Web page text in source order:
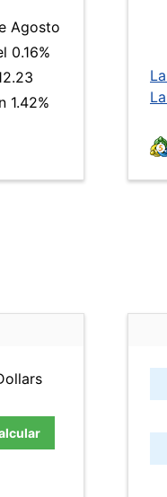
Agosto
0.16%
1.42%